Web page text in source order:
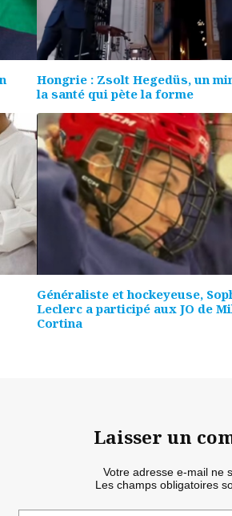
Hongrie : Zsolt Hegedüs, un
la santé qui pète la forme
Généraliste et hockeyeuse,
Leclerc a participé aux JO de
Cortina
Laisser un
Votre adresse e-mail ne
Les champs obligatoires